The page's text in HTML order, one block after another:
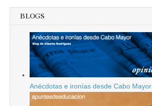
BLOGS
Anécdotas e ironías desde Cabo Mayor